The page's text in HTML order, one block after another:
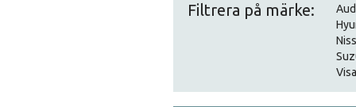
Filtrera på märke: